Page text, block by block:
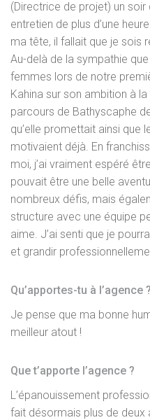
(Directrice de projet) un
entretien de plus d’une
ma tête, il fallait que je sois
Au-delà de la sympathie
femmes lors de notre
Kahina sur son ambition à
parcours de Bathyscaphe
qu’elle promettait ainsi que
motivaient déjà. En
moi, j’ai vraiment espéré
pouvait être une belle
nombreux défis, mais
structure avec une équipe
aime. J’ai senti que je
et grandir
Qu’apportes-tu à l’agence ?
Je pense que ma bonne
meilleur atout !
Que t’apporte l’agence ?
L’épanouissement
fait désormais plus de deux